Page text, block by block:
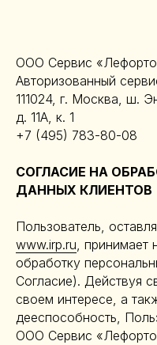
ООО Сервис
Авторизованный
111024, г. Москва, ш.
д. 11А, к. 1
+7 (495) 783-80-08
СОГЛАСИЕ НА
ДАННЫХ КЛИЕНТОВ
Пользователь,
www.irp.ru, принимает
обработку
Согласие). Действуя
своем интересе, а
дееспособность,
ООО Сервис